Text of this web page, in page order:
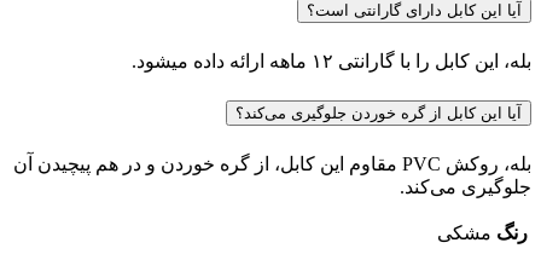
آیا این کابل دارای گارانتی است؟
بله، این کابل را با گارانتی ۱۲ ماهه ارائه داده میشود.
آیا این کابل از گره خوردن جلوگیری می‌کند؟
بله، روکش PVC مقاوم این کابل، از گره خوردن و در هم پیچیدن آن
جلوگیری می‌کند.
رنگ مشکی